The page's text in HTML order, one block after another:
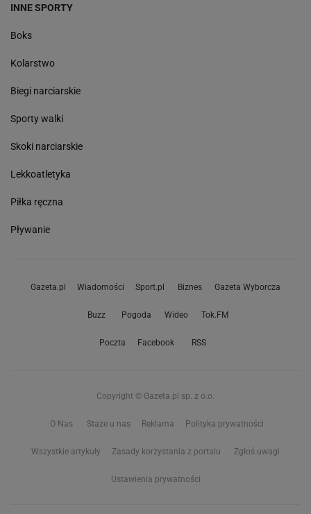
INNE SPORTY
Boks
Kolarstwo
Biegi narciarskie
Sporty walki
Skoki narciarskie
Lekkoatletyka
Piłka ręczna
Pływanie
Gazeta.pl Wiadomości Sport.pl Biznes Gazeta Wyborcza
Buzz Pogoda Wideo Tok.FM
Poczta Facebook RSS
Copyright © Gazeta.pl sp. z o.o.
O Nas Staże u nas Reklama Polityka prywatności
Wszystkie artykuły Zasady korzystania z portalu Zgłoś uwagi
Ustawienia prywatności